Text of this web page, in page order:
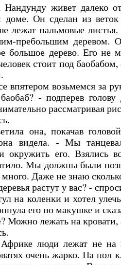
живет далеко от
доме. Он сделан из
лежат пальмовые
пребольшим деревом.
большое дерево. Его не
стоит под баобабом,
возьмемся за
- подперев
рассматривая
она, покачав
видела. - Мы
окружить его. Взялись
Мы должны были
Даже не знаю
растут у вас? -
на коленки и хотел
его по макушке и
Можно лежать на кровати,
люди лежат не на
очень жарко. На пол